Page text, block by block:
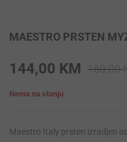
MAESTRO PRSTEN
160,00
144,00 KM
Nema na stanju
Maestro Italy prsten izradjen